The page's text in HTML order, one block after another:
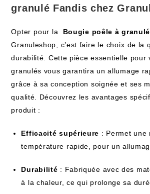
granulé Fandis chez
Opter ⁣pour la ​ Bougie poêle à
Granuleshop, c’est faire le ⁣choix⁣ de ‍la
durabilité. Cette‌ pièce essentielle pour
granulés vous garantira ‍un allumage
grâce à sa conception soignée et ses
qualité. Découvrez les avantages
produit ‌:
Efficacité supérieure : Permet une
température rapide, pour un
Durabilité : Fabriquée avec des
à la chaleur, ce qui prolonge sa